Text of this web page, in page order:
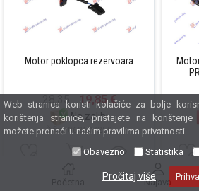
Motor poklopca rezervoara
28,35 19,85 €
Na zalihi
Šifra: 062607250
Web stranica koristi kolačiće za bolje
korištenja stranice, pristajete na
možete pronaći u našim pravilima privatnosti.
Obavezno
Statistika
Pročitaj više
Najava